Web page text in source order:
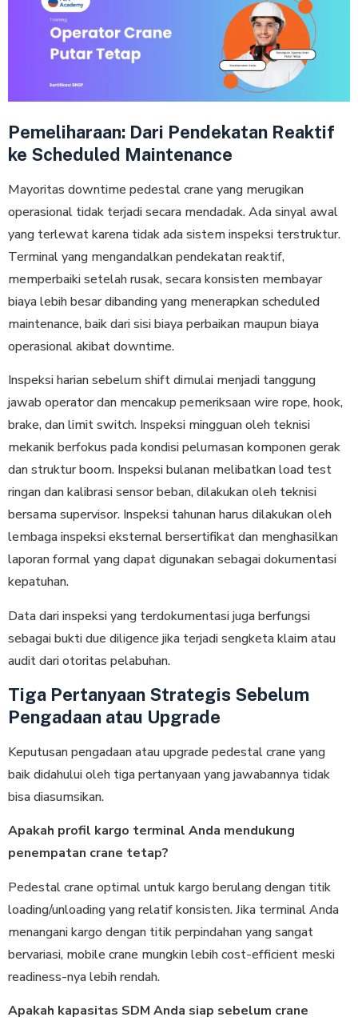
Pemeliharaan: Dari Pendekatan Reaktif
ke Scheduled Maintenance
Mayoritas downtime pedestal crane yang merugikan
operasional tidak terjadi secara mendadak. Ada sinyal awal
yang terlewat karena tidak ada sistem inspeksi terstruktur.
Terminal yang mengandalkan pendekatan reaktif,
memperbaiki setelah rusak, secara konsisten membayar
biaya lebih besar dibanding yang menerapkan scheduled
maintenance, baik dari sisi biaya perbaikan maupun biaya
operasional akibat downtime.
Inspeksi harian sebelum shift dimulai menjadi tanggung
jawab operator dan mencakup pemeriksaan wire rope, hook,
brake, dan limit switch. Inspeksi mingguan oleh teknisi
mekanik berfokus pada kondisi pelumasan komponen gerak
dan struktur boom. Inspeksi bulanan melibatkan load test
ringan dan kalibrasi sensor beban, dilakukan oleh teknisi
bersama supervisor. Inspeksi tahunan harus dilakukan oleh
lembaga inspeksi eksternal bersertifikat dan menghasilkan
laporan formal yang dapat digunakan sebagai dokumentasi
kepatuhan.
Data dari inspeksi yang terdokumentasi juga berfungsi
sebagai bukti due diligence jika terjadi sengketa klaim atau
audit dari otoritas pelabuhan.
Tiga Pertanyaan Strategis Sebelum
Pengadaan atau Upgrade
Keputusan pengadaan atau upgrade pedestal crane yang
baik didahului oleh tiga pertanyaan yang jawabannya tidak
bisa diasumsikan.
Apakah profil kargo terminal Anda mendukung
penempatan crane tetap?
Pedestal crane optimal untuk kargo berulang dengan titik
loading/unloading yang relatif konsisten. Jika terminal Anda
menangani kargo dengan titik perpindahan yang sangat
bervariasi, mobile crane mungkin lebih cost-efficient meski
readiness-nya lebih rendah.
Apakah kapasitas SDM Anda siap sebelum crane